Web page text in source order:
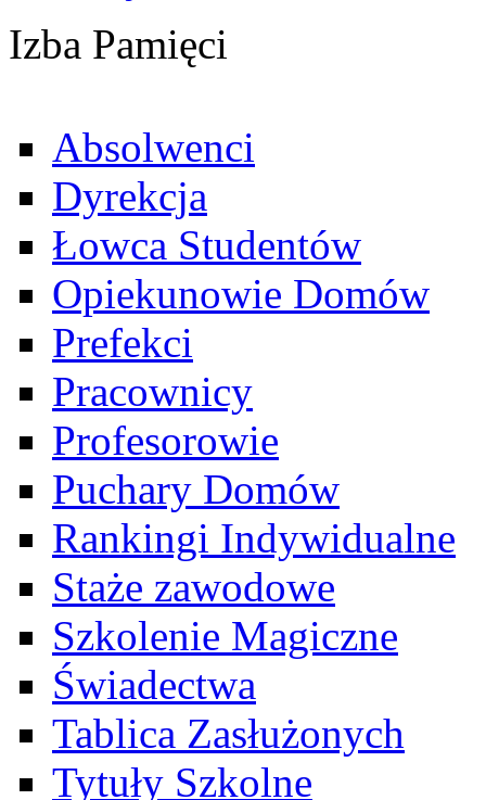
Izba Pamięci
Absolwenci
Dyrekcja
Łowca Studentów
Opiekunowie Domów
Prefekci
Pracownicy
Profesorowie
Puchary Domów
Rankingi Indywidualne
Staże zawodowe
Szkolenie Magiczne
Świadectwa
Tablica Zasłużonych
Tytuły Szkolne